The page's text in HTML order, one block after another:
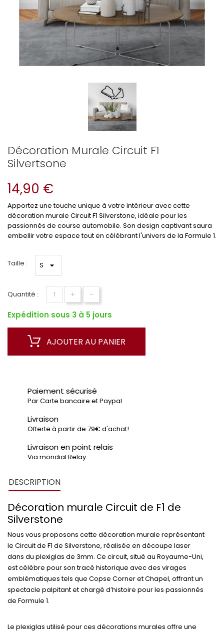
Décoration Murale Circuit F1
Silvertsone
14,90 €
Apportez une touche unique à votre intérieur avec cette
décoration murale Circuit F1 Silverstone, idéale pour les
passionnés de course automobile. Son design captivant saura
embellir votre espace tout en célébrant l'univers de la Formule 1.
Taille :
Quantité : +
-
Expédition sous 3 à 5 jours
AJOUTER AU PANIER
Paiement sécurisé
Par Carte bancaire et Paypal
Livraison
Offerte à partir de 79€ d'achat!
Livraison en point relais
Via mondial Relay
DESCRIPTION
Décoration murale Circuit de F1 de
Silverstone
Nous vous proposons cette décoration murale représentant
le Circuit de F1 de Silverstone, réalisée en découpe laser
dans du plexiglas de 3mm. Ce circuit, situé au Royaume-Uni,
est célèbre pour son tracé historique avec des virages
emblématiques tels que Copse Corner et Chapel, offrant un
spectacle palpitant et chargé d’histoire pour les passionnés
de Formule 1.
Le plexiglas utilisé pour ces décorations murales offre une